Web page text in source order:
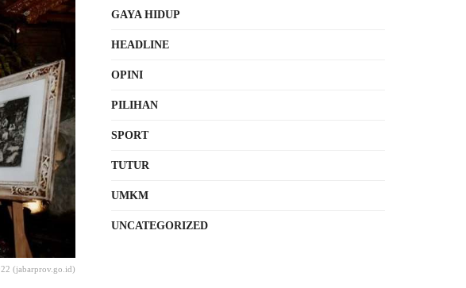
(jabarprov.go.id)
GAYA HIDUP
HEADLINE
OPINI
PILIHAN
SPORT
TUTUR
UMKM
UNCATEGORIZED